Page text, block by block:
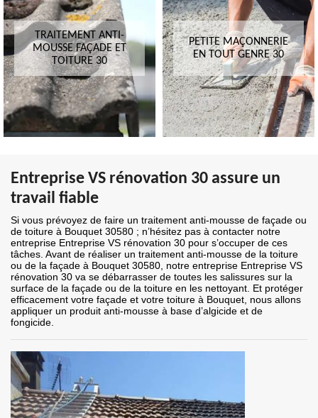
TRAITEMENT ANTI-
MOUSSE FAÇADE ET
TOITURE 30
PETITE MAÇONNERIE
EN TOUT GENRE 30
Entreprise VS rénovation 30 assure un
travail fiable
Si vous prévoyez de faire un traitement anti-mousse de façade ou
de toiture à Bouquet 30580 ; n’hésitez pas à contacter notre
entreprise Entreprise VS rénovation 30 pour s’occuper de ces
tâches. Avant de réaliser un traitement anti-mousse de la toiture
ou de la façade à Bouquet 30580, notre entreprise Entreprise VS
rénovation 30 va se débarrasser de toutes les salissures sur la
surface de la façade ou de la toiture en les nettoyant. Et protéger
efficacement votre façade et votre toiture à Bouquet, nous allons
appliquer un produit anti-mousse à base d’algicide et de
fongicide.